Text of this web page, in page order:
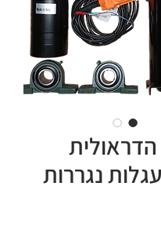
נגררות